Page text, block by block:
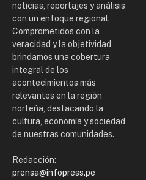
noticias, reportajes y análisis
con un enfoque regional.
Comprometidos con la
veracidad y la objetividad,
brindamos una cobertura
integral de los
acontecimientos más
relevantes en la región
norteña, destacando la
cultura, economía y sociedad
de nuestras comunidades.
Redacción:
prensa@infopress.pe